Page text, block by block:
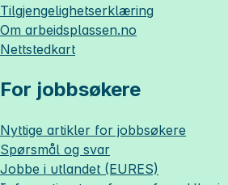
Tilgjengelighetserklæring
Om arbeidsplassen.no
Nettstedkart
For jobbsøkere
Nyttige artikler for jobbsøkere
Spørsmål og svar
Jobbe i utlandet (EURES)